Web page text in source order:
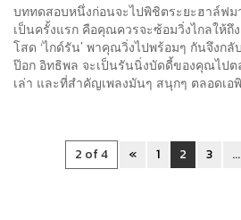
บททดสอบหนึ่งก่อนจะไปพิชิตระยะฮาล์ฟม
เป็นครั้งแรก คือคุณควรจะซ้อมวิ่งไกลให้
โสด ‘ไกด์รัน’ พาคุณวิ่งไปพร้อมๆ กันจึง
ป๊อก อิทธิพล จะเป็นรันนิ่งบัดดี้ของคุณไปต
เล่า และที่สำคัญเพลงมันๆ สนุกๆ ตลอดเ
2 of 4 « 1 2 3 ...